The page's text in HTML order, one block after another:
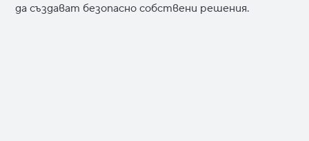
да създават безопасно собствени решения.